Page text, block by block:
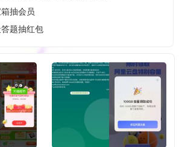
抽会员
题抽红包